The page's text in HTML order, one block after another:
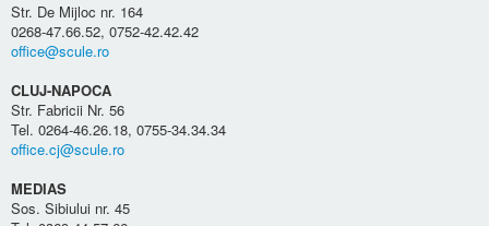
Str. De Mijloc nr. 164
0268-47.66.52, 0752-42.42.42
office@scule.ro
CLUJ-NAPOCA
Str. Fabricii Nr. 56
Tel. 0264-46.26.18, 0755-34.34.34
office.cj@scule.ro
MEDIAS
Sos. Sibiului nr. 45